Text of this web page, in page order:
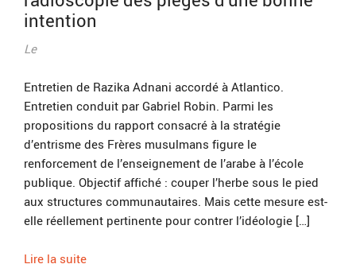
intention
Le
Entretien de Razika Adnani accordé à Atlantico.
Entretien conduit par Gabriel Robin. Parmi les
propositions du rapport consacré à la stratégie
d’entrisme des Frères musulmans figure le
renforcement de l’enseignement de l’arabe à l’école
publique. Objectif affiché : couper l’herbe sous le pied
aux structures communautaires. Mais cette mesure est-
elle réellement pertinente pour contrer l’idéologie […]
Lire la suite